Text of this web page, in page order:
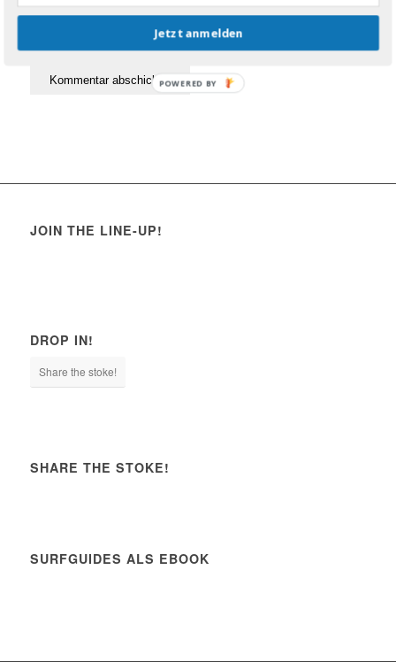
JOIN THE LINE-UP!
DROP IN!
Share the stoke!
SHARE THE STOKE!
SURFGUIDES ALS EBOOK
Jetzt anmelden
POWERED BY